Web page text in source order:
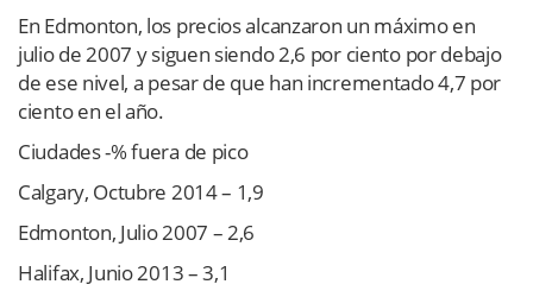
En Edmonton, los precios alcanzaron un máximo en
julio de 2007 y siguen siendo 2,6 por ciento por debajo
de ese nivel, a pesar de que han incrementado 4,7 por
ciento en el año.
Ciudades -% fuera de pico
Calgary, Octubre 2014 – 1,9
Edmonton, Julio 2007 – 2,6
Halifax, Junio 2013 – 3,1